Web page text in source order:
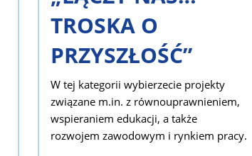
TROSKA O
PRZYSZŁOŚĆ”
W tej kategorii wybierzecie projekty
związane m.in. z równouprawnieniem,
wspieraniem edukacji, a także
rozwojem zawodowym i rynkiem pracy.